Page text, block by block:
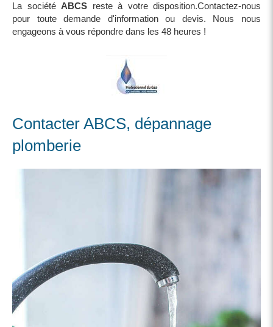
La société ABCS reste à votre disposition.Contactez-nous
pour toute demande d'information ou devis. Nous nous
engageons à vous répondre dans les 48 heures !
Contacter ABCS, dépannage
plomberie